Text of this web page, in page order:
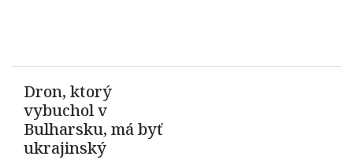
Dron, ktorý
vybuchol v
Bulharsku, má byť
ukrajinský